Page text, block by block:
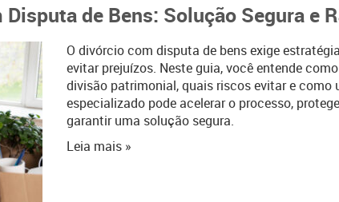
de Bens: Solução Segura e
O divórcio com disputa de bens exige
evitar prejuízos. Neste guia, você entende
divisão patrimonial, quais riscos evitar e como
especializado pode acelerar o processo,
garantir uma solução segura.
Leia mais »